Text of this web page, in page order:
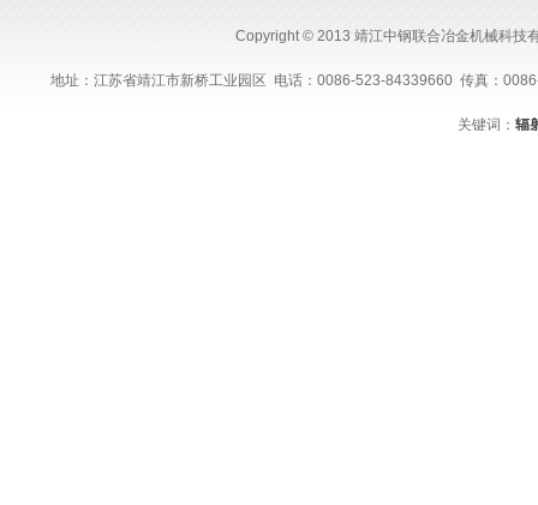
Copyright © 2013 靖江中钢联合冶金机械科技
地址：江苏省靖江市新桥工业园区 电话：0086-523-84339660 传真：
关键词：辐